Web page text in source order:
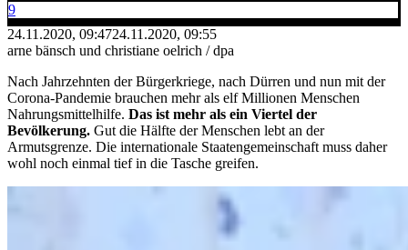
9
24.11.2020, 09:4724.11.2020, 09:55
arne bänsch und christiane oelrich / dpa
Nach Jahrzehnten der Bürgerkriege, nach Dürren und nun mit der
Corona-Pandemie brauchen mehr als elf Millionen Menschen
Nahrungsmittelhilfe. Das ist mehr als ein Viertel der
Bevölkerung. Gut die Hälfte der Menschen lebt an der
Armutsgrenze. Die internationale Staatengemeinschaft muss daher
wohl noch einmal tief in die Tasche greifen.